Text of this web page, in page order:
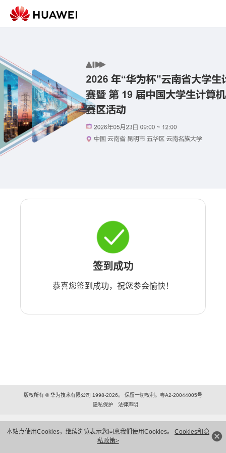
本站点使用Cookies，继续浏览表示您同意我们使用Cookies。 Cookies和隐
私政策>
签到成功
恭喜您签到成功，祝您参会愉快！
版权所有 © 华为技术有限公司 1998-2026。 保留一切权利。粤A2-20044005号
隐私保护
法律声明